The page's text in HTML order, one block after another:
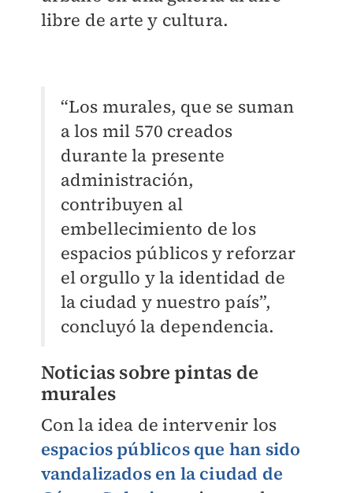
libre de arte y cultura.
“Los murales, que se suman
a los mil 570 creados
durante la presente
administración,
contribuyen al
embellecimiento de los
espacios públicos y reforzar
el orgullo y la identidad de
la ciudad y nuestro país”,
concluyó la dependencia.
Noticias sobre pintas de
murales
Con la idea de intervenir los
espacios públicos que han sido
vandalizados en la ciudad de